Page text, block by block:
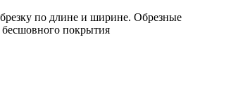
по длине и ширине. Обрезные
покрытия